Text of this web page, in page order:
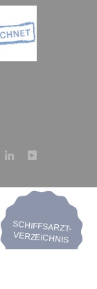
SCHIFFSARZT-
VERZEICHNIS